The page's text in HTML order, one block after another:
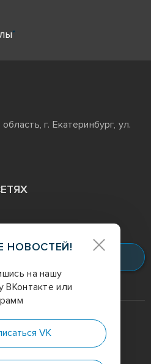
г. Екатеринбург, ул.
Digital-агентство
полного цикла
НОВОСТЕЙ!
на нашу
ВКонтакте или
VK